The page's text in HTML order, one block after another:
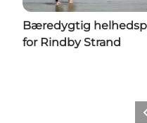
Bæredygtig
for Rindby Strand